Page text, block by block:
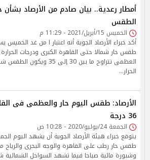
أمطار رعدية.. بيان صادم من الأرصاد بشأن
الطقس
الخميس 15/أبريل/2021 - 11:29 م
أكد خبراء الأرصاد الجوية أنه اعتبار ا من غد الخميس
طقس حار شمالا حتى القاهرة الكبرى ودرجات الحرارة
العظمى تتراوح ما بين 30 إلى 35 ويكون
الحرار…
الأرصاد: طقس اليوم حار والعظمى فى
36 درجة
الجمعة 24/يوليو/2020 - 10:28 ص
يتوقع خبراء هيئة الأرصاد الجوية أن يشهد اليوم
طقس حار رطب على القاهرة والوجه البحرى والرياح
وشبورة مائية صباحا فيما تشهد السواحل الشمالية